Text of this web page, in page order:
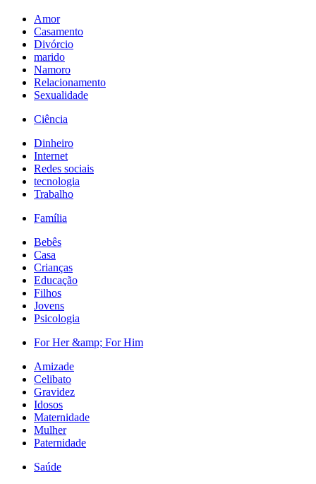
Amor
Casamento
Divórcio
marido
Namoro
Relacionamento
Sexualidade
Ciência
Dinheiro
Internet
Redes sociais
tecnologia
Trabalho
Família
Bebês
Casa
Crianças
Educação
Filhos
Jovens
Psicologia
For Her &amp; For Him
Amizade
Celibato
Gravidez
Idosos
Maternidade
Mulher
Paternidade
Saúde